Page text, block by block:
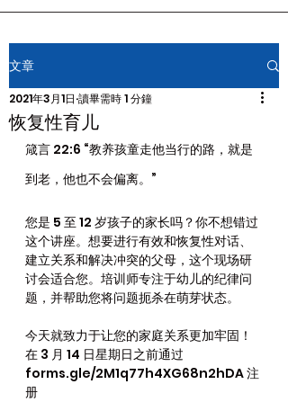
文章
恢复性育儿
2021年3月1日 讀畢需時 1 分鐘
箴言 22:6 “教养孩童走他当行的路，就是
到老，他也不会偏离。”
您是 5 至 12 岁孩子的家长吗？你不想错过
这个讲座。想要进行有效和恢复性对话、
建立关系和解决冲突的父母，这个现场研
讨会适合您。培训师专注于幼儿的纪律问
题，并帮助您将问题扼杀在萌芽状态。
今天就致力于让您的家庭关系更加牢固！
在 3 月 14 日星期日之前通过
forms.gle/2M1q77h4XG68n2hDA 注
册